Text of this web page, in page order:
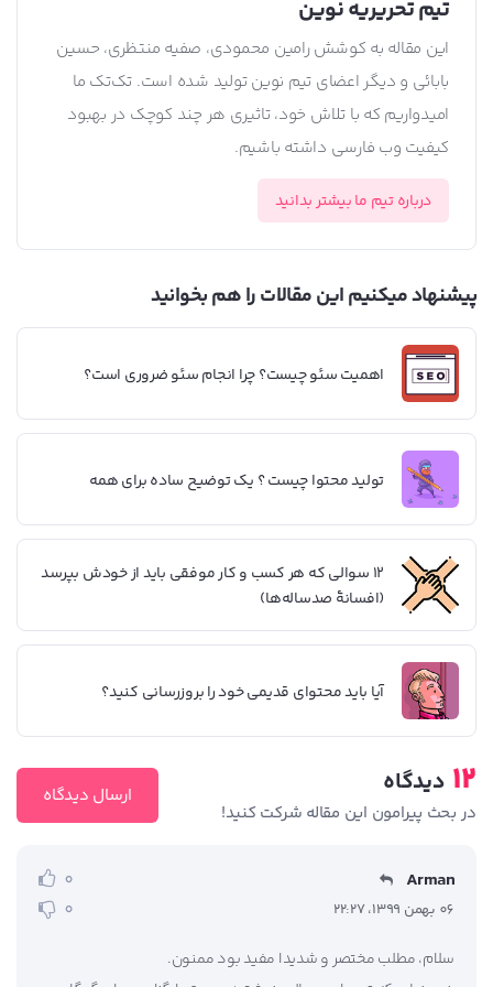
تیم تحریریه نوین
این مقاله به کوشش رامین محمودی، صفیه منتظری، حسین
بابائی و دیگر اعضای تیم نوین تولید شده است. تک‌تک ما
امیدواریم که با تلاش خود، تاثیری هر چند کوچک در بهبود
کیفیت وب فارسی داشته باشیم.
درباره تیم ما بیشتر بدانید
پیشنهاد میکنیم این مقالات را هم بخوانید
اهمیت سئو چیست؟ چرا انجام سئو ضروری است؟
تولید محتوا چیست ؟ یک توضیح ساده برای همه
12 سوالی که هر کسب و کار موفقی باید از خودش بپرسد
(افسانۀ صدساله‌ها)
آیا باید محتوای قدیمی خود را بروزرسانی کنید؟
12 دیدگاه
در بحث‌‌ پیرامون این مقاله شرکت کنید!
ارسال دیدگاه
Arman
06 بهمن 1399، 22:27
0
0
سلام، مطلب مختصر و شدیدا مفید بود ممنون.